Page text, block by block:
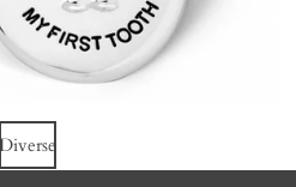
Diverse